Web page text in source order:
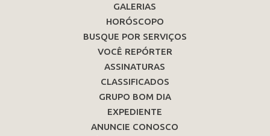
GALERIAS
HORÓSCOPO
BUSQUE POR SERVIÇOS
VOCÊ REPÓRTER
ASSINATURAS
CLASSIFICADOS
GRUPO BOM DIA
EXPEDIENTE
ANUNCIE CONOSCO